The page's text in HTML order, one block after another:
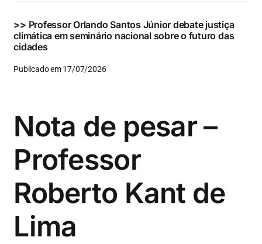
>> Professor Orlando Santos Júnior debate justiça
climática em seminário nacional sobre o futuro das
cidades
Publicado em 17/07/2026
Nota de pesar –
Professor
Roberto Kant de
Lima